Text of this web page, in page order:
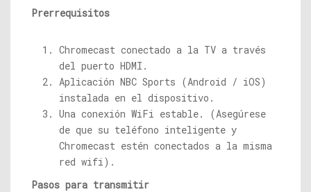
Prerrequisitos
Chromecast conectado a la TV a través
del puerto HDMI.
Aplicación NBC Sports (Android / iOS)
instalada en el dispositivo .
Una conexión WiFi estable. (Asegúrese
de que su teléfono inteligente y
Chromecast estén conectados a la misma
red wifi).
Pasos para transmitir